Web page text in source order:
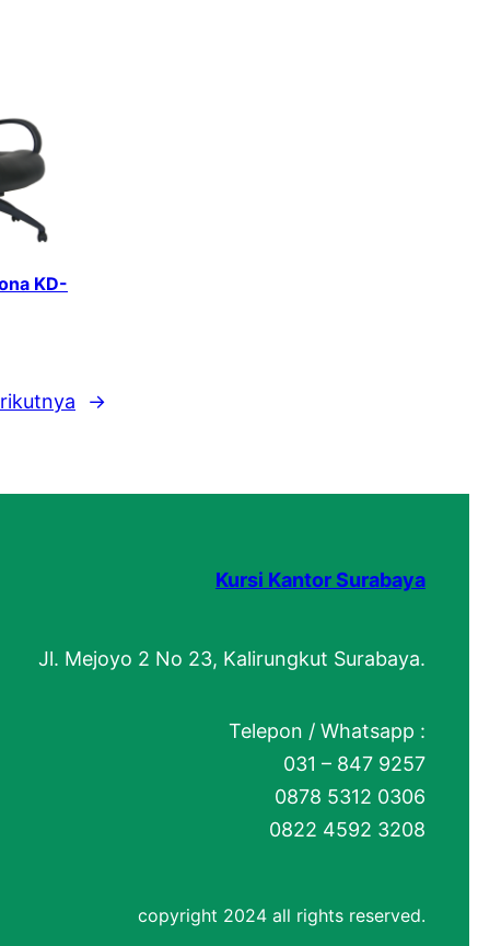
KD-
→
Kursi Kantor Surabaya
Jl. Mejoyo 2 No 23, Kalirungkut Surabaya.
Telepon / Whatsapp :
031 – 847 9257
0878 5312 0306
0822 4592 3208
copyright 2024 all rights reserved.